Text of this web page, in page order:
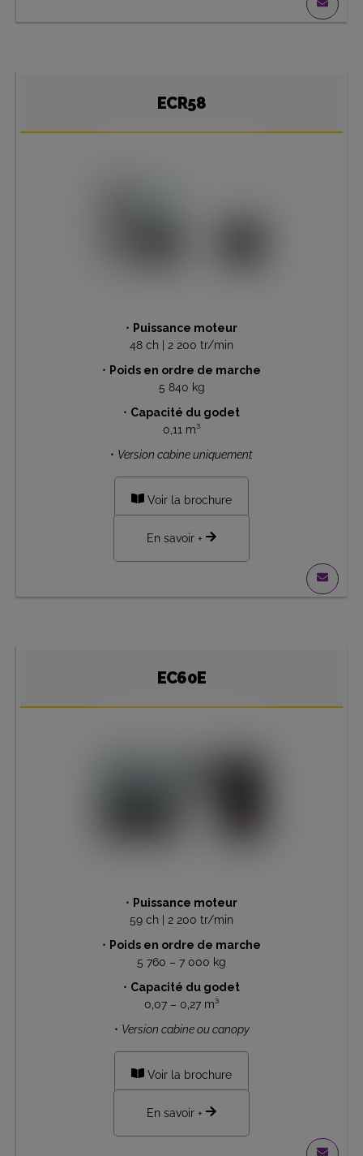
ECR58
• Puissance moteur
48 ch | 2 200 tr/min
• Poids en ordre de marche
5 840 kg
• Capacité du godet
0,11 m³
• Version cabine uniquement
Voir la brochure
En savoir +
EC60E
• Puissance moteur
59 ch | 2 200 tr/min
• Poids en ordre de marche
5 760 – 7 000 kg
• Capacité du godet
0,07 – 0,27 m³
• Version cabine ou canopy
Voir la brochure
En savoir +